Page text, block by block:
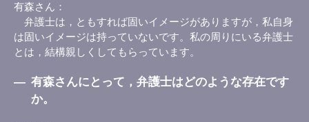
有森さん
弁護士は，ともすれば固いイメージがありますが，私自身
は固いイメージは持っていないです。私の周りにいる弁護士
とは，結構親しくしてもらっています。
― 有森さんにとって，弁護士はどのような存在です
か。